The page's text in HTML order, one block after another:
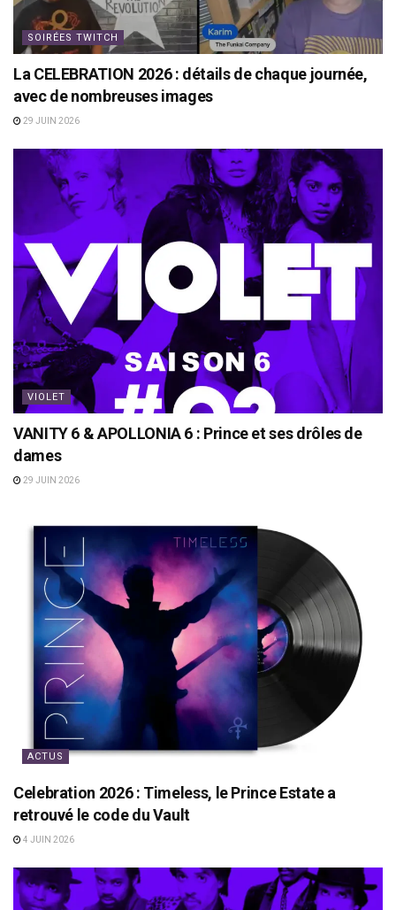
SOIRÉES TWITCH
La CELEBRATION 2026 : détails de chaque journée,
avec de nombreuses images
29 JUIN 2026
VIOLET
VANITY 6 & APOLLONIA 6 : Prince et ses drôles de
dames
29 JUIN 2026
ACTUS
Celebration 2026 : Timeless, le Prince Estate a
retrouvé le code du Vault
4 JUIN 2026